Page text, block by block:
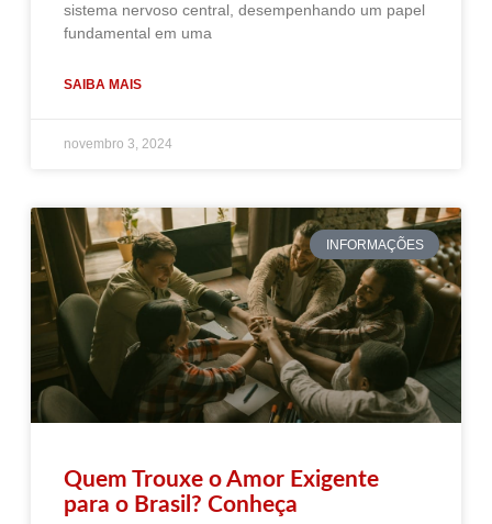
sistema nervoso central, desempenhando um papel
fundamental em uma
SAIBA MAIS
novembro 3, 2024
INFORMAÇÕES
Quem Trouxe o Amor Exigente
para o Brasil? Conheça